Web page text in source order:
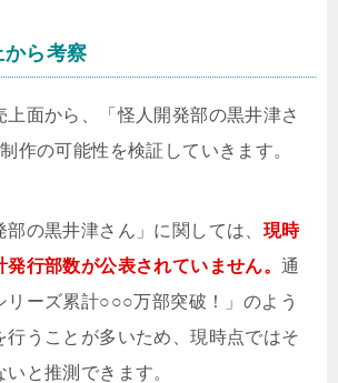
から考察
上面から、「怪人開発部の黒井津さ
作の可能性を検証していきます。
の黒井津さん」に関しては、 現時
発行部数が公表されていません。通
リーズ累計○○○万部突破！」のよう
行うことが多いため、現時点ではそ
と推測できます。